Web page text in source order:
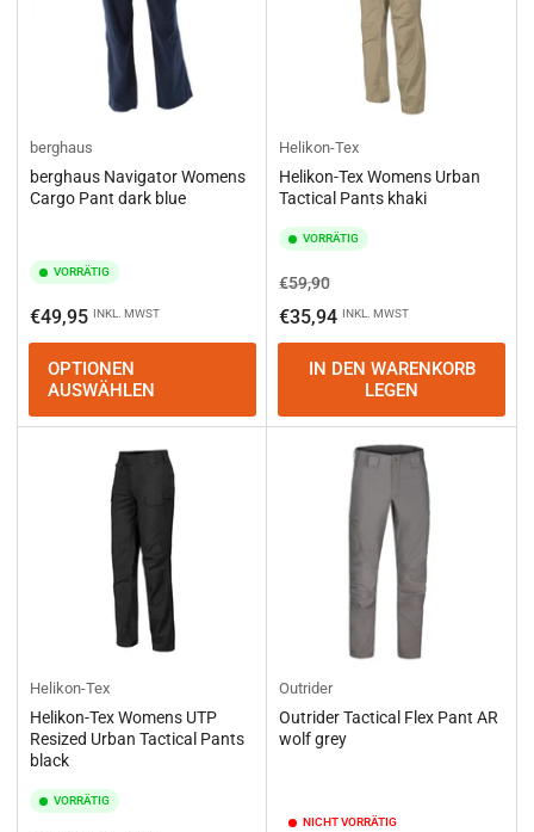
berghaus
berghaus Navigator Womens
Cargo Pant dark blue
VORRÄTIG
Normaler
Preis
€49,95 INKL. MWST
OPTIONEN
AUSWÄHLEN
Helikon-Tex
Helikon-Tex Womens Urban
Tactical Pants khaki
VORRÄTIG
Normaler
Preis
€59,90Ausverkaufspreis
€35,94 INKL. MWST
IN DEN WARENKORB
LEGEN
Helikon-Tex
Helikon-Tex Womens UTP
Resized Urban Tactical Pants
black
VORRÄTIG
Outrider
Outrider Tactical Flex Pant AR
wolf grey
NICHT VORRÄTIG